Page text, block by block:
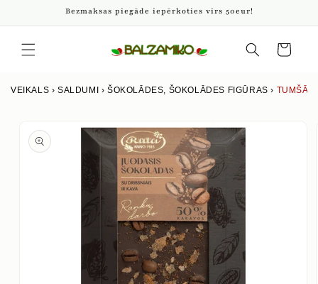
saturu
Bezmaksas piegāde iepērkoties virs 50eur!
grozs
VEIKALS ›SALDUMI ›ŠOKOLĀDES, ŠOKOLĀDES FIGŪRAS › TUMŠĀ
produkta
informāciju